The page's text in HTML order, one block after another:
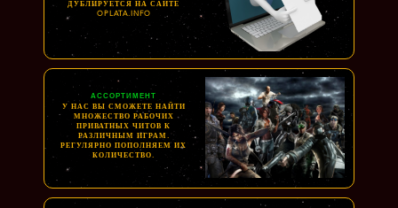
ДУБЛИРУЕТСЯ НА САЙТЕ
OPLATA.INFO
АССОРТИМЕНТ
У НАС ВЫ СМОЖЕТЕ НАЙТИ
МНОЖЕСТВО РАБОЧИХ
ПРИВАТНЫХ ЧИТОВ К
РАЗЛИЧНЫМ ИГРАМ.
РЕГУЛЯРНО ПОПОЛНЯЕМ ИХ
КОЛИЧЕСТВО.